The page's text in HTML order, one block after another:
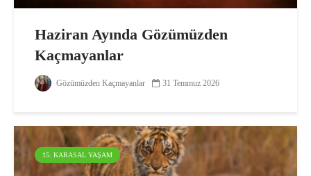
Haziran Ayında Gözümüzden
Kaçmayanlar
Gözümüzden Kaçmayanlar 31 Temmuz 2026
15. KARASAL YAŞAM